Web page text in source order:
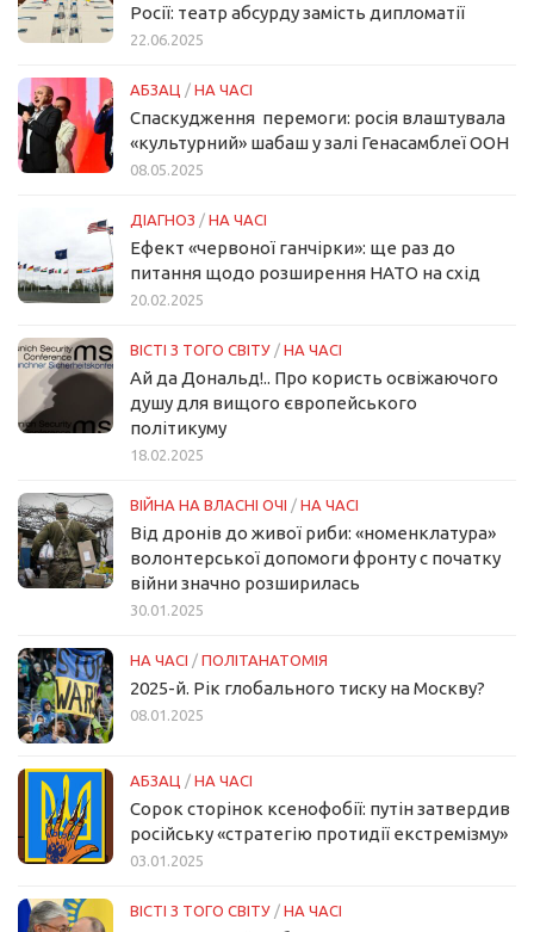
Росії: театр абсурду замість дипломатії
22.06.2025
АБЗАЦ / НА ЧАСІ
Спаскудження перемоги: росія влаштувала
«культурний» шабаш у залі Генасамблеї ООН
08.05.2025
ДІАГНОЗ / НА ЧАСІ
Ефект «червоної ганчірки»: ще раз до
питання щодо розширення НАТО на схід
20.02.2025
ВІСТІ З ТОГО СВІТУ / НА ЧАСІ
Ай да Дональд!.. Про користь освіжаючого
душу для вищого європейського
політикуму
18.02.2025
ВІЙНА НА ВЛАСНІ ОЧІ / НА ЧАСІ
Від дронів до живої риби: «номенклатура»
волонтерської допомоги фронту с початку
війни значно розширилась
30.01.2025
НА ЧАСІ / ПОЛІТАНАТОМІЯ
2025-й. Рік глобального тиску на Москву?
08.01.2025
АБЗАЦ / НА ЧАСІ
Сорок сторінок ксенофобії: путін затвердив
російську «стратегію протидії екстремізму»
03.01.2025
ВІСТІ З ТОГО СВІТУ / НА ЧАСІ